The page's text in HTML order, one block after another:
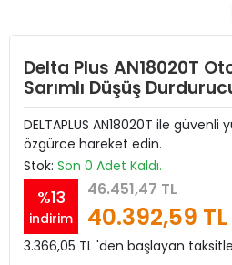
Delta Plus AN18020T
Sarımlı Düşüş
DELTAPLUS AN18020T ile güvenli
özgürce hareket edin.
Stok: Son 0 Adet Kaldı.
%13
indirim
46.451,47 TL
40.392,59 TL
3.366,05 TL 'den başlayan